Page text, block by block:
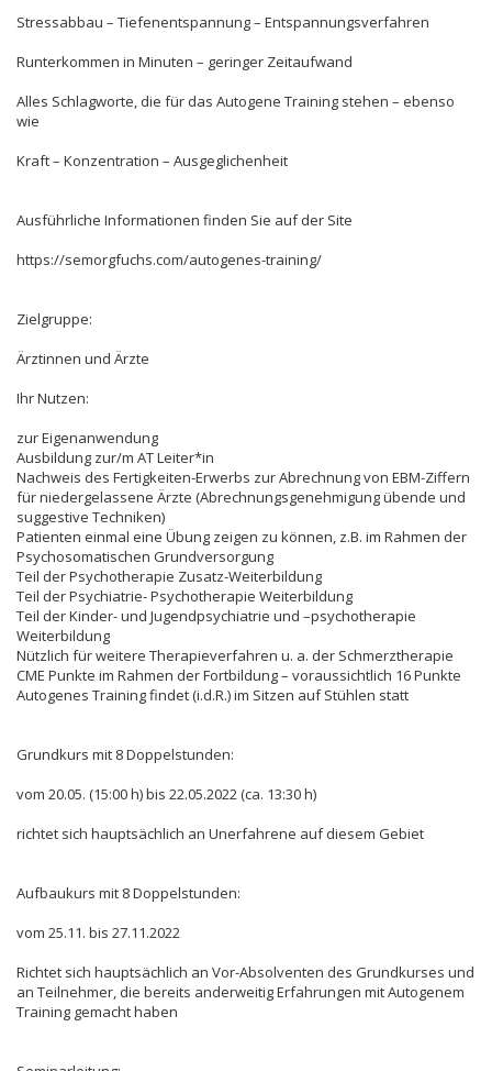
Stressabbau – Tiefenentspannung – Entspannungsverfahren
Runterkommen in Minuten – geringer Zeitaufwand
Alles Schlagworte, die für das Autogene Training stehen – ebenso
wie
Kraft – Konzentration – Ausgeglichenheit
Ausführliche Informationen finden Sie auf der Site
https://semorgfuchs.com/autogenes-training/
Zielgruppe:
Ärztinnen und Ärzte
Ihr Nutzen:
zur Eigenanwendung
Ausbildung zur/m AT Leiter*in
Nachweis des Fertigkeiten-Erwerbs zur Abrechnung von EBM-Ziffern
für niedergelassene Ärzte (Abrechnungsgenehmigung übende und
suggestive Techniken)
Patienten einmal eine Übung zeigen zu können, z.B. im Rahmen der
Psychosomatischen Grundversorgung
Teil der Psychotherapie Zusatz-Weiterbildung
Teil der Psychiatrie- Psychotherapie Weiterbildung
Teil der Kinder- und Jugendpsychiatrie und –psychotherapie
Weiterbildung
Nützlich für weitere Therapieverfahren u. a. der Schmerztherapie
CME Punkte im Rahmen der Fortbildung – voraussichtlich 16 Punkte
Autogenes Training findet (i.d.R.) im Sitzen auf Stühlen statt
Grundkurs mit 8 Doppelstunden:
vom 20.05. (15:00 h) bis 22.05.2022 (ca. 13:30 h)
richtet sich hauptsächlich an Unerfahrene auf diesem Gebiet
Aufbaukurs mit 8 Doppelstunden:
vom 25.11. bis 27.11.2022
Richtet sich hauptsächlich an Vor-Absolventen des Grundkurses und
an Teilnehmer, die bereits anderweitig Erfahrungen mit Autogenem
Training gemacht haben